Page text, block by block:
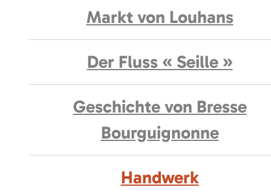
Markt von Louhans
Der Fluss « Seille »
Geschichte von Bresse
Bourguignonne
Handwerk